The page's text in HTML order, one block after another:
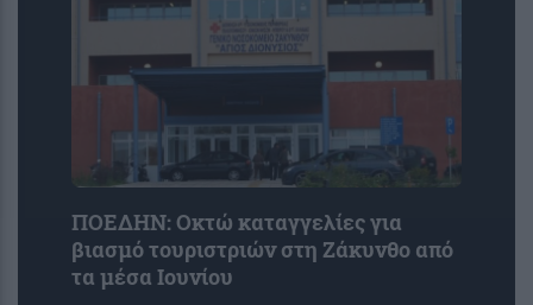
ΠΟΕΔΗΝ: Οκτώ καταγγελίες για
βιασμό τουριστριών στη Ζάκυνθο από
τα μέσα Ιουνίου